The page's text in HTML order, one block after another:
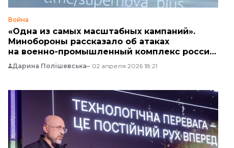
Война
«Одна из самых масштабных кампаний».
Минобороны рассказало об атаках
на военно-промышленный комплекс россии
за март
Дарина Полішевська 02 апреля 2026 18:21